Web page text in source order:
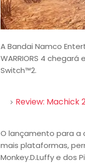
A Bandai Namco
WARRIORS 4
Switch™2.
Review: Machick
O lançamento para a
mais plataformas,
Monkey.D.Luffy e dos